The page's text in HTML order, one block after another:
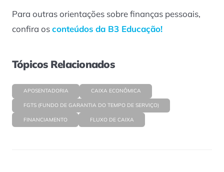
Para outras orientações sobre finanças pessoais,
confira osconteúdos da B3 Educação!
Tópicos Relacionados
APOSENTADORIA CAIXA ECONÔMICA
FGTS (FUNDO DE GARANTIA DO TEMPO DE SERVIÇO)
FINANCIAMENTO FLUXO DE CAIXA